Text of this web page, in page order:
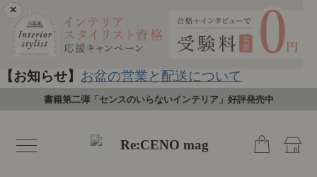
×
【お知らせ】 お盆の営業と配送について
書籍第二弾「センスのいらないインテリア」好評発売中
toggle
navigation